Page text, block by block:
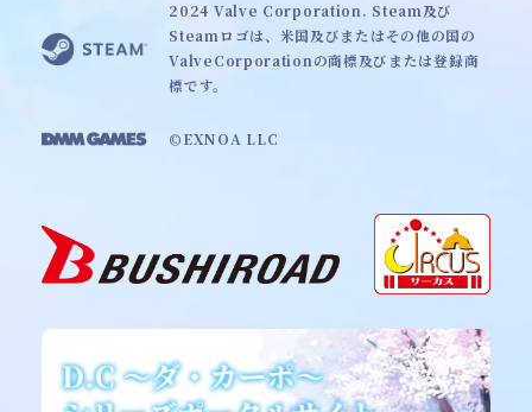
2024 Valve Corporation. Steam及び
Steamロゴは、米国及びまたはその他の国の
ValveCorporationの商標及びまたは登録商
標です。
©EXNOA LLC